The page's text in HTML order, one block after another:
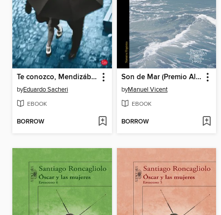
Te conozco, Mendizábal
byEduardo Sacheri
EBOOK
BORROW
Son de Mar (Premio Alfaguara de novela 1999)
byManuel Vicent
EBOOK
BORROW